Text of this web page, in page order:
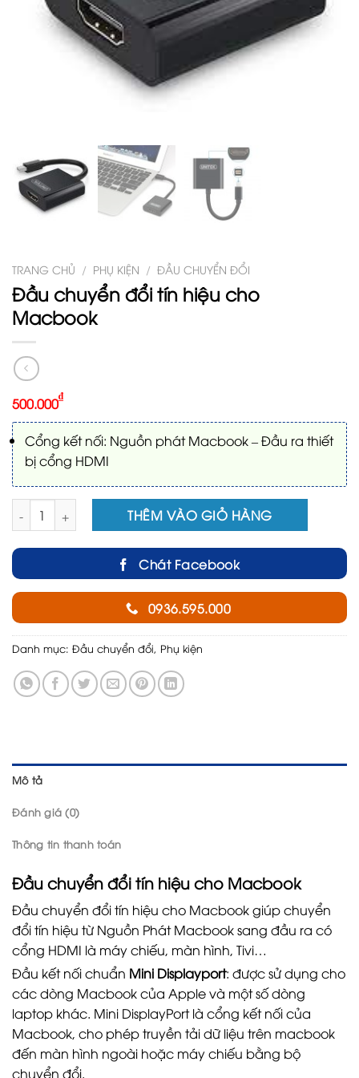
TRANG CHỦ / PHỤ KIỆN / ĐẦU CHUYỂN ĐỔI
Đầu chuyển đổi tín hiệu cho
Macbook
500.000₫
Cổng kết nối: Nguồn phát Macbook – Đầu ra thiết
bị cổng HDMI
Đầu chuyển đổi tín hiệu cho Macbook số lượng
THÊM VÀO GIỎ HÀNG
Chát Facebook
0936.595.000
Danh mục: Đầu chuyển đổi, Phụ kiện
Mô tả
Đánh giá (0)
Thông tin thanh toán
Đầu chuyển đổi tín hiệu cho Macbook
Đầu chuyển đổi tín hiệu cho Macbook giúp chuyển
đổi tín hiệu từ Nguồn Phát Macbook sang đầu ra có
cổng HDMI là máy chiếu, màn hình, Tivi…
Đầu kết nối chuẩn Mini Displayport: được sử dụng cho
các dòng Macbook của Apple và một số dòng
laptop khác. Mini DisplayPort là cổng kết nối của
Macbook, cho phép truyền tải dữ liệu trên macbook
đến màn hình ngoài hoặc máy chiếu bằng bộ
chuyển đổi.